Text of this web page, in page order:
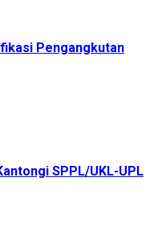
Pengangkutan
SPPL/UKL-UPL